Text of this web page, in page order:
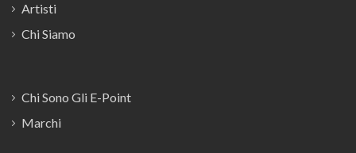
Artisti
Chi Siamo
Chi Sono Gli E-Point
Marchi